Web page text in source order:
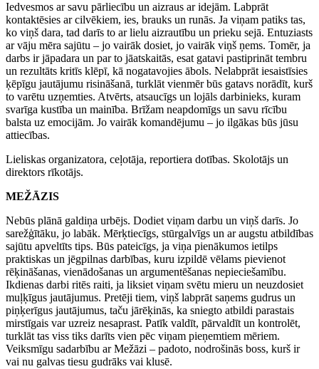
Iedvesmos ar savu pārliecību un aizraus ar idejām. Labprāt
kontaktēsies ar cilvēkiem, ies, brauks un runās. Ja viņam patiks tas,
ko viņš dara, tad darīs to ar lielu aizrautību un prieku sejā. Entuziasts
ar vāju mēra sajūtu – jo vairāk dosiet, jo vairāk viņš ņems. Tomēr, ja
darbs ir jāpadara un par to jāatskaitās, esat gatavi pastiprināt tembru
un rezultāts kritīs klēpī, kā nogatavojies ābols. Nelabprāt iesaistīsies
ķēpīgu jautājumu risināšanā, turklāt vienmēr būs gatavs norādīt, kurš
to varētu uzņemties. Atvērts, atsaucīgs un lojāls darbinieks, kuram
svarīga kustība un mainība. Brīžam neapdomīgs un savu rīcību
balsta uz emocijām. Jo vairāk komandējumu – jo ilgākas būs jūsu
attiecības.
Lieliskas organizatora, ceļotāja, reportiera dotības. Skolotājs un
direktors rīkotājs.
MEŽĀZIS
Nebūs plānā galdiņa urbējs. Dodiet viņam darbu un viņš darīs. Jo
sarežģītāku, jo labāk. Mērķtiecīgs, stūrgalvīgs un ar augstu atbildības
sajūtu apveltīts tips. Būs pateicīgs, ja viņa pienākumos ietilps
praktiskas un jēgpilnas darbības, kuru izpildē vēlams pievienot
rēķināšanas, vienādošanas un argumentēšanas nepieciešamību.
Ikdienas darbi ritēs raiti, ja liksiet viņam svētu mieru un neuzdosiet
muļķīgus jautājumus. Pretēji tiem, viņš labprāt saņems gudrus un
piņķerīgus jautājumus, taču jārēķinās, ka sniegto atbildi parastais
mirstīgais var uzreiz nesaprast. Patīk valdīt, pārvaldīt un kontrolēt,
turklāt tas viss tiks darīts vien pēc viņam pieņemtiem mēriem.
Veiksmīgu sadarbību ar Mežāzi – padoto, nodrošinās boss, kurš ir
vai nu galvas tiesu gudrāks vai klusē.